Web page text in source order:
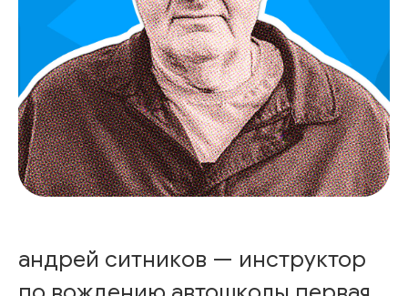
андрей ситников — инструктор